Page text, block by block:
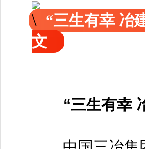
“三生有幸 冶
文
“三生有幸